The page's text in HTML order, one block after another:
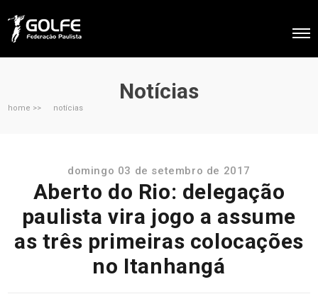
Notícias
home >> notícias
domingo 03 de setembro de 2017
Aberto do Rio: delegação
paulista vira jogo a assume
as três primeiras colocações
no Itanhangá